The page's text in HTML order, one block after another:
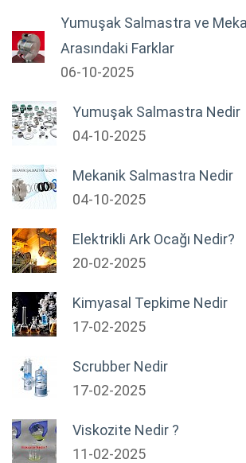
Yumuşak Salmastra ve
Arasındaki Farklar
06-10-2025
Yumuşak Salmastra Nedir
04-10-2025
Mekanik Salmastra Nedir
04-10-2025
Elektrikli Ark Ocağı Nedir?
20-02-2025
Kimyasal Tepkime Nedir
17-02-2025
Scrubber Nedir
17-02-2025
Viskozite Nedir ?
11-02-2025